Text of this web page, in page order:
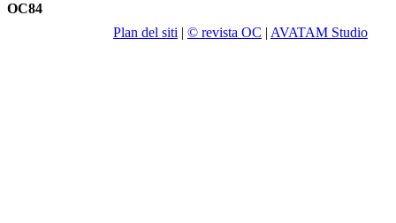
OC84
Plan del siti | © revista OC | AVATAM Studio